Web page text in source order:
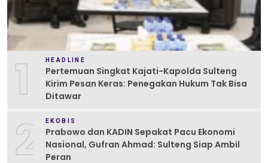
1 HEADLINE
Pertemuan Singkat Kajati-Kapolda Sulteng
Kirim Pesan Keras: Penegakan Hukum Tak Bisa
Ditawar
2 EKOBIS
Prabowo dan KADIN Sepakat Pacu Ekonomi
Nasional, Gufran Ahmad: Sulteng Siap Ambil
Peran